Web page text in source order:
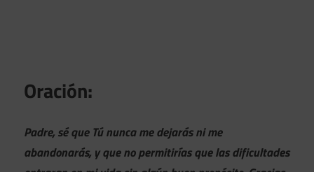
Oración:
Padre, sé que Tú nunca me dejarás ni me
abandonarás, y que no permitirías que las dificultades